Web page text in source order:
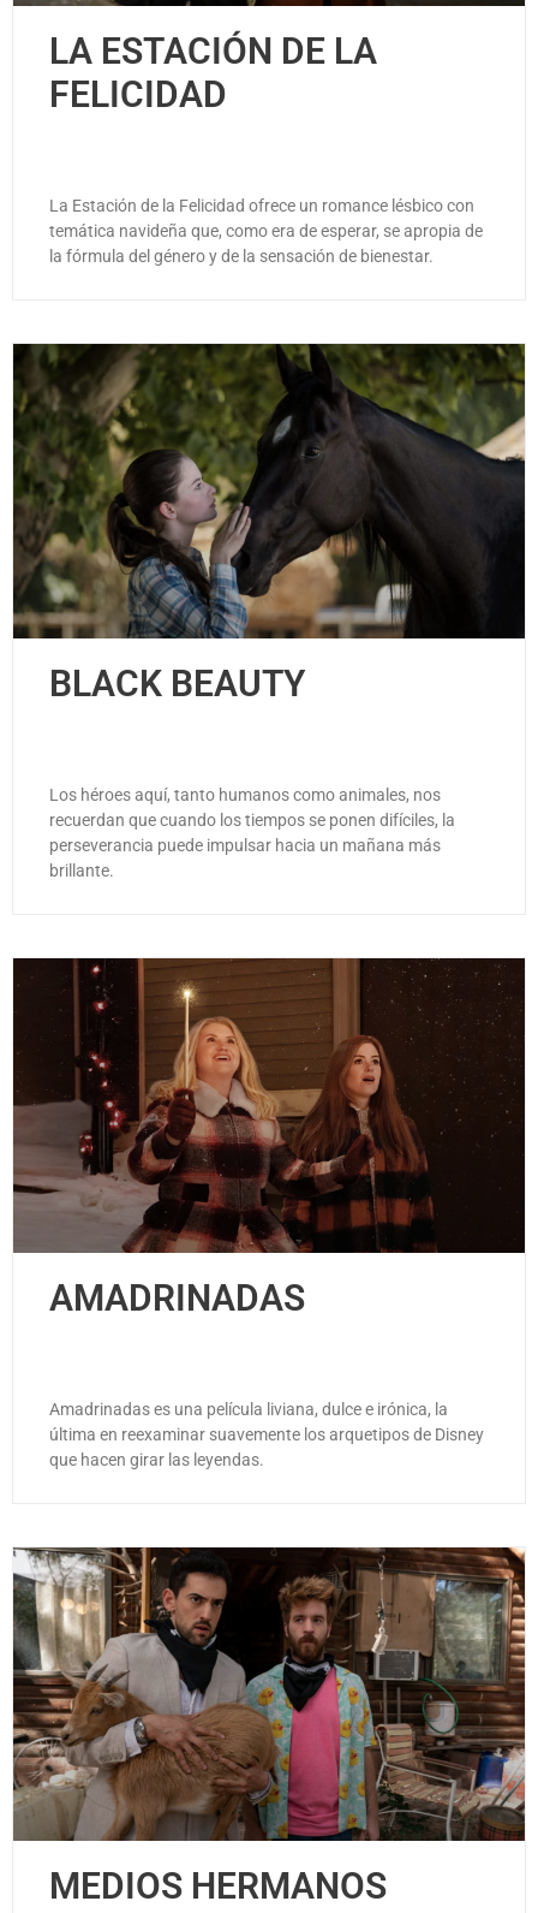
LA ESTACIÓN DE LA
FELICIDAD
La Estación de la Felicidad ofrece un romance lésbico con
temática navideña que, como era de esperar, se apropia de
la fórmula del género y de la sensación de bienestar.
BLACK BEAUTY
Los héroes aquí, tanto humanos como animales, nos
recuerdan que cuando los tiempos se ponen difíciles, la
perseverancia puede impulsar hacia un mañana más
brillante.
AMADRINADAS
Amadrinadas es una película liviana, dulce e irónica, la
última en reexaminar suavemente los arquetipos de Disney
que hacen girar las leyendas.
MEDIOS HERMANOS